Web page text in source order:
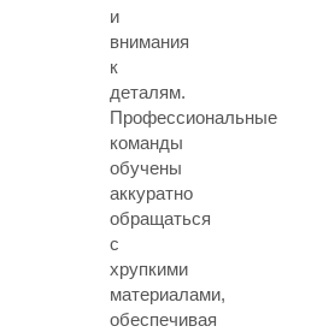
и
внимания
к
деталям.
Профессиональные
команды
обучены
аккуратно
обращаться
с
хрупкими
материалами,
обеспечивая